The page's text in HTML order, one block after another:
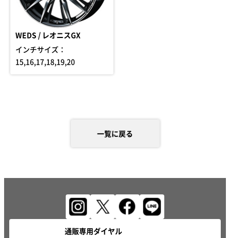
WEDS / レオニスGX
インチサイズ：
15,16,17,18,19,20
一覧に戻る
通販専用ダイヤル